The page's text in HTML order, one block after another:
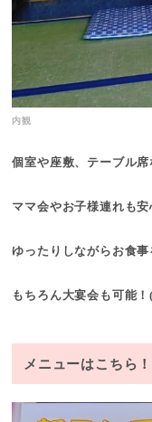
内観
個室や座敷、テーブル席
ママ会やお子様連れも安
ゆったりしながらお食事
もちろん大宴会も可能
メニューはこちら！